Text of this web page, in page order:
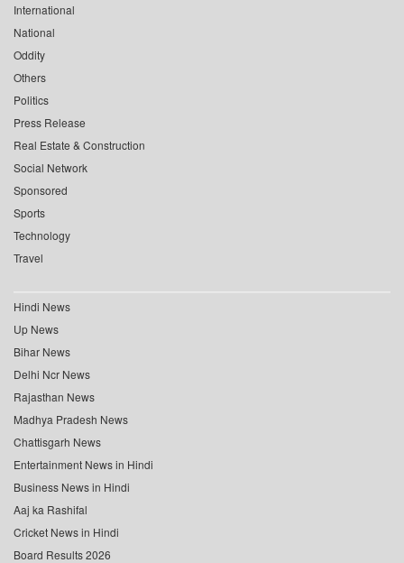
International
National
Oddity
Others
Politics
Press Release
Real Estate & Construction
Social Network
Sponsored
Sports
Technology
Travel
Hindi News
Up News
Bihar News
Delhi Ncr News
Rajasthan News
Madhya Pradesh News
Chattisgarh News
Entertainment News in Hindi
Business News in Hindi
Aaj ka Rashifal
Cricket News in Hindi
Board Results 2026